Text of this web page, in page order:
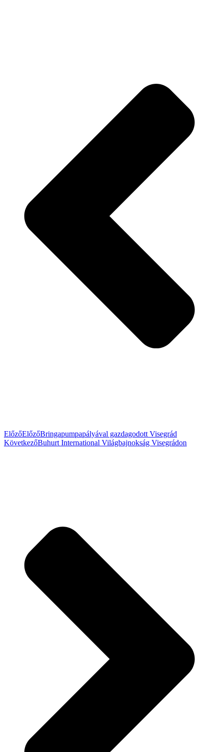
ElőzőElőzőBringapumpapályával gazdagodott Visegrád
KövetkezőBuhurt International Világbajnokság Visegrádon